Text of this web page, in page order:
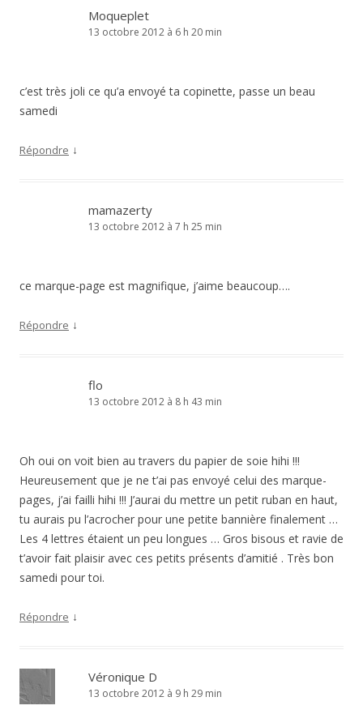
Moqueplet
13 octobre 2012 à 6 h 20 min
c’est très joli ce qu’a envoyé ta copinette, passe un beau
samedi
Répondre ↓
mamazerty
13 octobre 2012 à 7 h 25 min
ce marque-page est magnifique, j’aime beaucoup….
Répondre ↓
flo
13 octobre 2012 à 8 h 43 min
Oh oui on voit bien au travers du papier de soie hihi !!!
Heureusement que je ne t’ai pas envoyé celui des marque-
pages, j’ai failli hihi !!! J’aurai du mettre un petit ruban en haut,
tu aurais pu l’acrocher pour une petite bannière finalement …
Les 4 lettres étaient un peu longues … Gros bisous et ravie de
t’avoir fait plaisir avec ces petits présents d’amitié . Très bon
samedi pour toi.
Répondre ↓
Véronique D
13 octobre 2012 à 9 h 29 min